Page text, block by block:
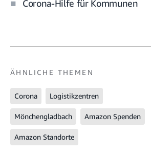
Corona-Hilfe für Kommunen
ÄHNLICHE THEMEN
Corona Logistikzentren
Mönchengladbach Amazon Spenden
Amazon Standorte